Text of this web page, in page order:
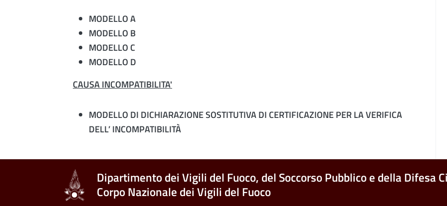
MODELLO A
MODELLO B
MODELLO C
MODELLO D
CAUSA INCOMPATIBILITA'
MODELLO DI DICHIARAZIONE SOSTITUTIVA DI CERTIFICAZIONE PER LA VERIFICA
DELL’ INCOMPATIBILITÀ
Dipartimento dei Vigili del Fuoco, del Soccorso Pubblico e della Difesa
Corpo Nazionale dei Vigili del Fuoco